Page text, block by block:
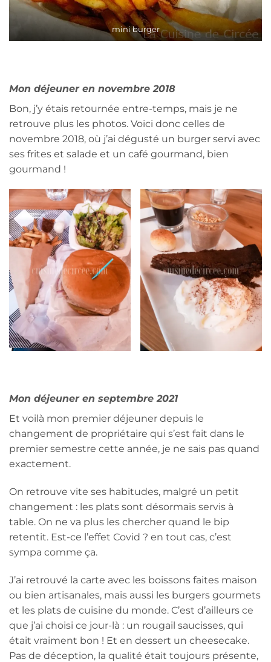
mini burger
Mon déjeuner en novembre 2018
Bon, j’y étais retournée entre-temps, mais je ne
retrouve plus les photos. Voici donc celles de
novembre 2018, où j’ai dégusté un burger servi avec
ses frites et salade et un café gourmand, bien
gourmand !
Mon déjeuner en septembre 2021
Et voilà mon premier déjeuner depuis le
changement de propriétaire qui s’est fait dans le
premier semestre cette année, je ne sais pas quand
exactement.
On retrouve vite ses habitudes, malgré un petit
changement : les plats sont désormais servis à
table. On ne va plus les chercher quand le bip
retentit. Est-ce l’effet Covid ? en tout cas, c’est
sympa comme ça.
J’ai retrouvé la carte avec les boissons faites maison
ou bien artisanales, mais aussi les burgers gourmets
et les plats de cuisine du monde. C’est d’ailleurs ce
que j’ai choisi ce jour-là : un rougail saucisses, qui
était vraiment bon ! Et en dessert un cheesecake.
Pas de déception, la qualité était toujours présente,